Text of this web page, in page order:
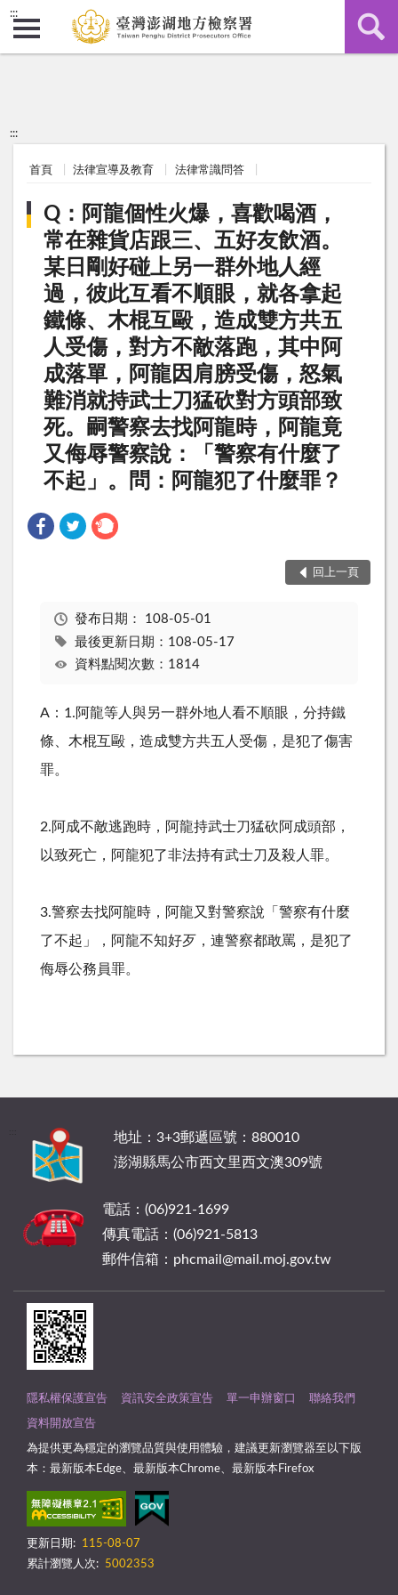
:::
:::
首頁 法律宣導及教育 法律常識問答
Q：阿龍個性火爆，喜歡喝酒，
常在雜貨店跟三、五好友飲酒。
某日剛好碰上另一群外地人經
過，彼此互看不順眼，就各拿起
鐵條、木棍互毆，造成雙方共五
人受傷，對方不敵落跑，其中阿
成落單，阿龍因肩膀受傷，怒氣
難消就持武士刀猛砍對方頭部致
死。嗣警察去找阿龍時，阿龍竟
又侮辱警察說：「警察有什麼了
不起」。問：阿龍犯了什麼罪？
回上一頁
發布日期： 108-05-01
最後更新日期：108-05-17
資料點閱次數：1814
A：1.阿龍等人與另一群外地人看不順眼，分持鐵
條、木棍互毆，造成雙方共五人受傷，是犯了傷害
罪。
2.阿成不敵逃跑時，阿龍持武士刀猛砍阿成頭部，
以致死亡，阿龍犯了非法持有武士刀及殺人罪。
3.警察去找阿龍時，阿龍又對警察說「警察有什麼
了不起」，阿龍不知好歹，連警察都敢罵，是犯了
侮辱公務員罪。
地址：3+3郵遞區號：880010
澎湖縣馬公市西文里西文澳309號
電話：(06)921-1699
傳真電話：(06)921-5813
郵件信箱：phcmail@mail.moj.gov.tw
隱私權保護宣告 資訊安全政策宣告 單一申辦窗口 聯絡我們
資料開放宣告
為提供更為穩定的瀏覽品質與使用體驗，建議更新瀏覽器至以下版
本：最新版本Edge、最新版本Chrome、最新版本Firefox
更新日期:
115-08-07
累計瀏覽人次:
5002353